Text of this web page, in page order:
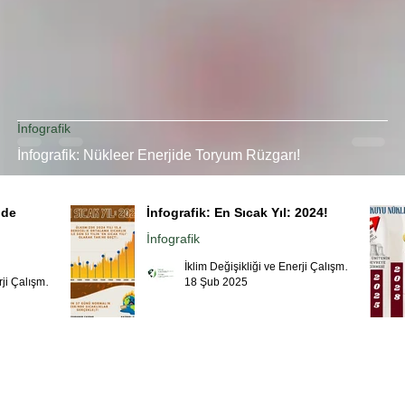
İnfografik: Nükleer Enerjide Toryum Rüzgarı!
İnfografik
İklim Değişikliği ve Enerji Çalışmaları Merkezi
İnfografik: En Sıcak Yıl: 2024!
İnfografik
İklim Değişikliği ve Enerji Çalışmaları Merkezi
18 Şub 2025